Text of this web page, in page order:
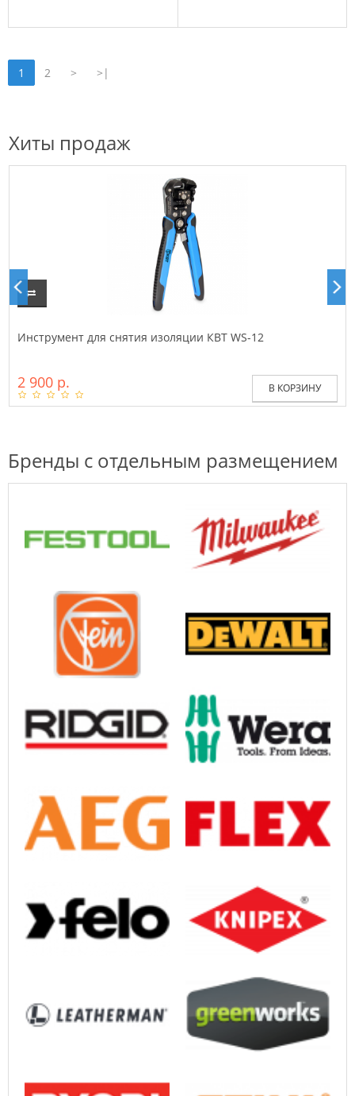
1 2 > >|
Хиты продаж
Инструмент для снятия изоляции КВТ WS-12
2 900 р. В КОРЗИНУ
Бренды с отдельным размещением